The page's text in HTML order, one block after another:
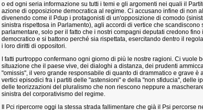
o ed ogni seria informazione su tutti i temi e gli argomenti nei quali il
azione di opposizione democratica al regime. Ci accusano infine di non
divenendo come il Pdup i protagonisti di un'opposizione di comodo
sinistra rispettosa in Parlamento), agli accordi di vertice che
parlamentare, solo per il fatto che i nostri compagni deputati credono
democratico e si battono perché sia rispettata, esercitando dentro il
i loro diritti di oppositori.
I fatti purtroppo confermano ogni giorno di più le nostre ragioni. Ci vuole
situazione che il paese vive, dei dialoghi a distanza, dei prudenti
"omissis", il vero grande responsabile di quanto di drammatico e grave
vertici episodici fra i partiti delle "astensioni" e della "non sfiducia", delle
delle teorizzazioni del pluralismo che non riescono neppure a
sinistra del corporativismo del regime.
Il Pci ripercorre oggi la stessa strada fallimentare che già il Psi percorse